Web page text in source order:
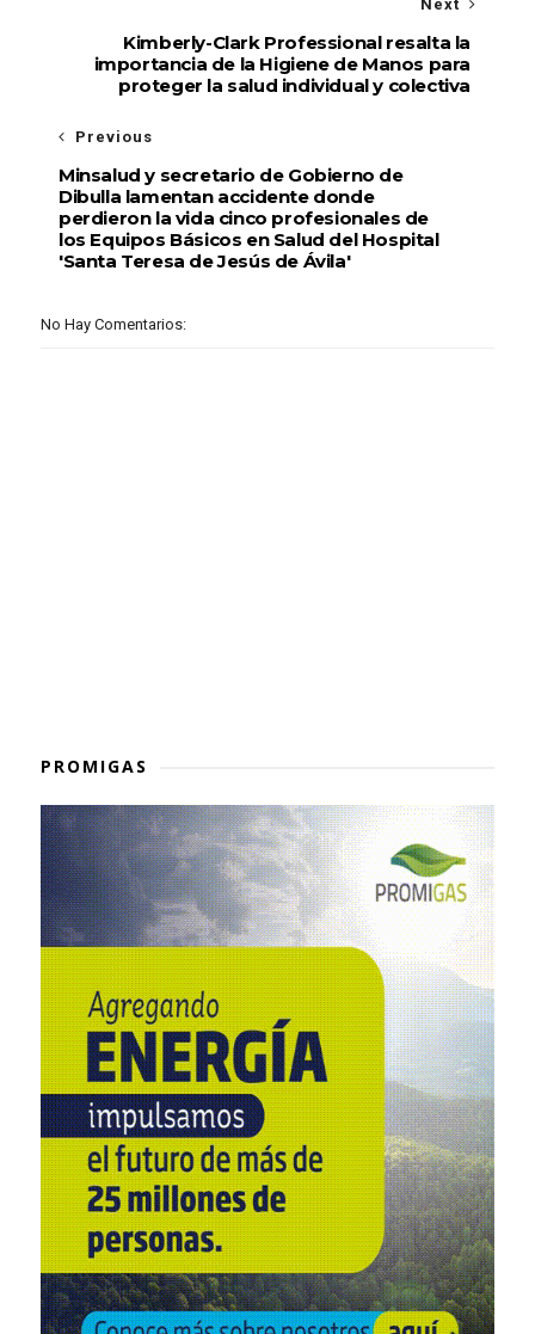
Next
Kimberly-Clark Professional resalta la
importancia de la Higiene de Manos para
proteger la salud individual y colectiva
Previous
Minsalud y secretario de Gobierno de
Dibulla lamentan accidente donde
perdieron la vida cinco profesionales de
los Equipos Básicos en Salud del Hospital
'Santa Teresa de Jesús de Ávila'
No Hay Comentarios:
PROMIGAS